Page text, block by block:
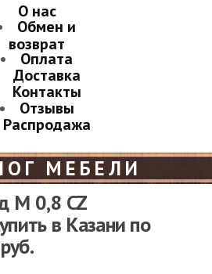
О нас
Обмен и
возврат
Оплата
Доставка
Контакты
Отзывы
Распродажа
МЕБЕЛИ
M 0,8 CZ
в Казани по